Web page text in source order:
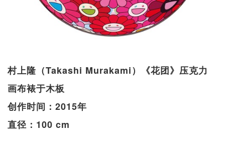
村上隆（Takashi Murakami）《花团》压克力
画布裱于木板
创作时间：2015年
直径：100 cm